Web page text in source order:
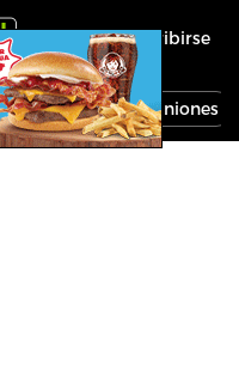
Inscribirse
Economía Opiniones